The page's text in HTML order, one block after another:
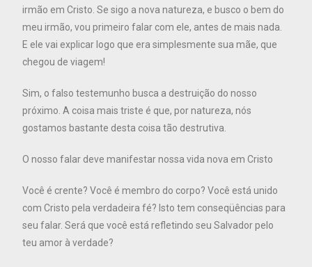
irmão em Cristo. Se sigo a nova natureza, e busco o bem do
meu irmão, vou primeiro falar com ele, antes de mais nada.
E ele vai explicar logo que era simplesmente sua mãe, que
chegou de viagem!
Sim, o falso testemunho busca a destruição do nosso
próximo. A coisa mais triste é que, por natureza, nós
gostamos bastante desta coisa tão destrutiva.
O nosso falar deve manifestar nossa vida nova em Cristo
Você é crente? Você é membro do corpo? Você está unido
com Cristo pela verdadeira fé? Isto tem conseqüências para
seu falar. Será que você está refletindo seu Salvador pelo
teu amor à verdade?